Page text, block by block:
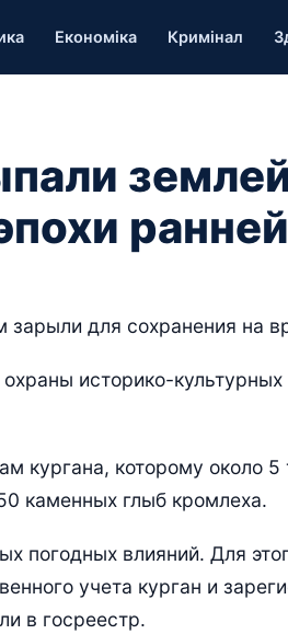
Економіка Кримінал
для сохранения на
историко-
кургана, которому около 5
каменных глыб кромлеха.
погодных влияний. Для
учета курган и
в госреестр.